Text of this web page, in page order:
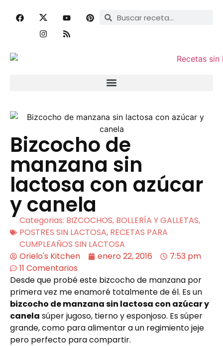
Bizcocho de
manzana sin
lactosa con azúcar
y canela
Categorias: BIZCOCHOS, BOLLERÍA Y GALLETAS,
POSTRES SIN LACTOSA, RECETAS PARA
CUMPLEAÑOS SIN LACTOSA
Orielo's Kitchen
enero 22, 2016
7:53 pm
11 Comentarios
Desde que probé este bizcocho de manzana por
primera vez me enamoré totalmente de él. Es un
bizcocho de manzana sin lactosa con azúcar y
canela súper jugoso, tierno y esponjoso. Es súper
grande, como para alimentar a un regimiento jeje
pero perfecto para compartir.